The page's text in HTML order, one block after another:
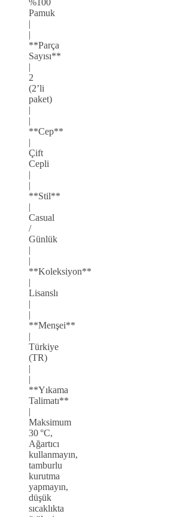
%100
Pamuk
|
|
**Parça
Sayısı**
|
2
(2’li
paket)
|
|
**Cep**
|
Çift
Cepli
|
|
**Stil**
|
Casual
/
Günlük
|
|
**Koleksiyon**
|
Lisanslı
|
|
**Menşei**
|
Türkiye
(TR)
|
|
**Yıkama
Talimatı**
|
Maksimum
30 °C,
Ağartıcı
kullanmayın,
tamburlu
kurutma
yapmayın,
düşük
sıcaklıkta